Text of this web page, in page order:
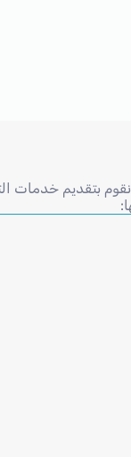
بتقديم خدمات